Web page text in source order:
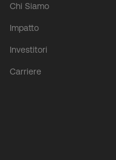
Chi Siamo
Impatto
Investitori
Carriere